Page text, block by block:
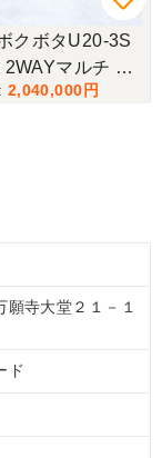
クボタU20-3S
マルチ ゴ
様！
2,040,000
寺大堂２１－１
ド